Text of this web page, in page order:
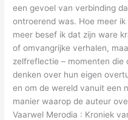
een gevoel van verbinding
ontroerend was. Hoe meer
meer besef ik dat zijn ware
of omvangrijke verhalen,
zelfreflectie – momenten die
denken over hun eigen
en om de wereld vanuit een
manier waarop de auteur
Vaarwel Merodia : Kroniek